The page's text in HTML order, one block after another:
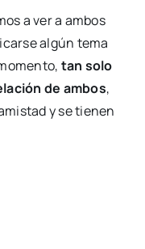
a ver a ambos
algún tema
tan solo
de ambos,
y se tienen